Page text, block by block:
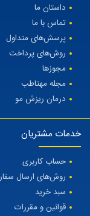
داستان ما
تماس با ما
پرسش‌های متداول
روش‌های پرداخت
مجوزها
مجله مهتاطب
درمان ریزش مو
خدمات مشتریان
حساب کاربری
روش‌های ارسال
سبد خرید
قوانین و مقررات